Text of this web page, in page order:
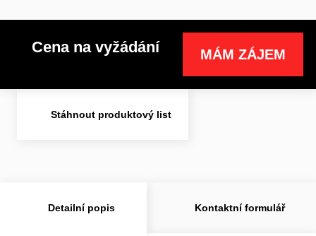
Cena na vyžádání MÁM ZÁJEM
Stáhnout produktový list
Detailní popis Kontaktní formulář